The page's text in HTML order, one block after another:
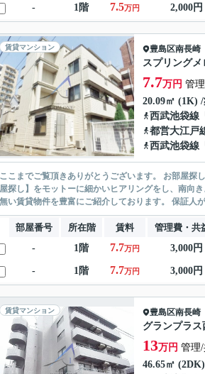
-
1階 7.5万円 2,000円
賃貸マンション 豊島区南長崎
スプリングメ
7.7万円 管
20.09㎡ (1K)
西武池袋線
都営大江戸
西武池袋線
ここまでご覧頂きありがとうございます。 お部屋探しの際には、皆さまそれぞれこだわりの条件があると思いますが、当社では【あなたに１番のお部
屋探し】をモットーに細かいヒアリングをし、南向きよりもあなた向きのお
無い賃貸物
部屋番号 所在階 賃料 管理費・共
-
1階 7.7万円 3,000円
- 1階 7.7万円 3,000円
賃貸マンション 豊島区南長崎
グランプラス
13万円 管理/
46.65㎡